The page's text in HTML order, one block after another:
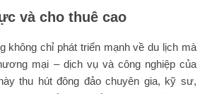
và cho thuê cao
không chỉ phát triển mạnh về du lịch mà
mại – dịch vụ và công nghiệp của
thu hút đông đảo chuyên gia, kỹ sư,